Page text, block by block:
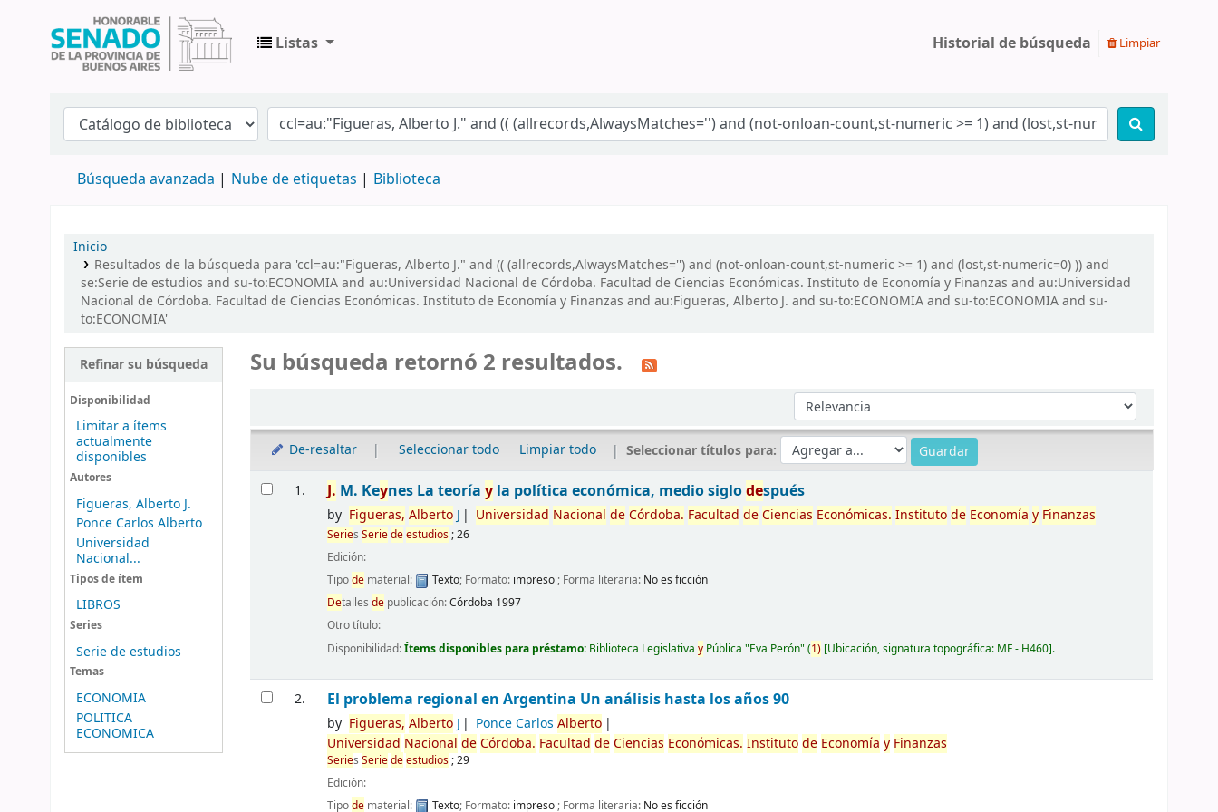
Listas Historial de búsqueda Limpiar
Búsqueda avanzada Nube de etiquetas Biblioteca
Inicio
Resultados de la búsqueda para 'ccl=au:"Figueras, Alberto J." and (( (allrecords,AlwaysMatches='') and (not-onloan-count,st-numeric >= 1) and (lost,st-numeric=0) )) and
se:Serie de estudios and su-to:ECONOMIA and au:Universidad Nacional de Córdoba. Facultad de Ciencias Económicas. Instituto de Economía y Finanzas and au:Universidad
Nacional de Córdoba. Facultad de Ciencias Económicas. Instituto de Economía y Finanzas and au:Figueras, Alberto J. and su-to:ECONOMIA and su-to:ECONOMIA and su-
to:ECONOMIA'
Refinar su búsqueda
Disponibilidad
Limitar a ítems
actualmente
disponibles
Autores
Figueras, Alberto J.
Ponce Carlos Alberto
Universidad
Nacional...
Tipos de ítem
LIBROS
Series
Serie de estudios
Temas
ECONOMIA
POLITICA
ECONOMICA
Su búsqueda retornó 2 resultados.
Ordenar por:
De-resaltar Seleccionar todo Limpiar todo Seleccionar títulos para:
Resultados
1. J. M. Keynes La teoríay la política económica, medio siglodespués
by Figueras, AlbertoJ Universidad Nacional de Córdoba. Facultad de Ciencias Económicas. Instituto de Economía y Finanzas
SeriesSeriedeestudios; 26
Edición:
Tipode material: Texto; Formato: impreso; Forma literaria: No es ficción
Detallesde publicación:Córdoba 1997
Otro título:
Disponibilidad:Ítems disponibles para préstamo: Biblioteca Legislativay Pública "Eva Perón" (1) Ubicación, signatura topográfica: MF - H460 .
2. El problema regional en Argentina Un análisis hasta los años 90
by Figueras, AlbertoJ Ponce CarlosAlberto
Universidad Nacional de Córdoba. Facultad de Ciencias Económicas. Instituto de Economía y Finanzas
SeriesSeriedeestudios; 29
Edición:
Tipode material: Texto; Formato: impreso; Forma literaria: No es ficción